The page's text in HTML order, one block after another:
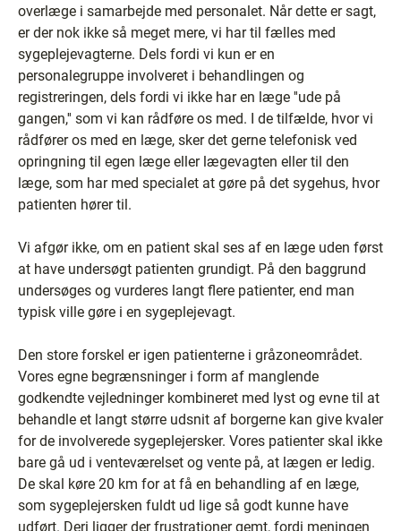
overlæge i samarbejde med personalet. Når dette er sagt,
er der nok ikke så meget mere, vi har til fælles med
sygeplejevagterne. Dels fordi vi kun er en
personalegruppe involveret i behandlingen og
registreringen, dels fordi vi ikke har en læge ''ude på
gangen,'' som vi kan rådføre os med. I de tilfælde, hvor vi
rådfører os med en læge, sker det gerne telefonisk ved
opringning til egen læge eller lægevagten eller til den
læge, som har med specialet at gøre på det sygehus, hvor
patienten hører til.
Vi afgør ikke, om en patient skal ses af en læge uden først
at have undersøgt patienten grundigt. På den baggrund
undersøges og vurderes langt flere patienter, end man
typisk ville gøre i en sygeplejevagt.
Den store forskel er igen patienterne i gråzoneområdet.
Vores egne begrænsninger i form af manglende
godkendte vejledninger kombineret med lyst og evne til at
behandle et langt større udsnit af borgerne kan give kvaler
for de involverede sygeplejersker. Vores patienter skal ikke
bare gå ud i venteværelset og vente på, at lægen er ledig.
De skal køre 20 km for at få en behandling af en læge,
som sygeplejersken fuldt ud lige så godt kunne have
udført. Deri ligger der frustrationer gemt, fordi meningen